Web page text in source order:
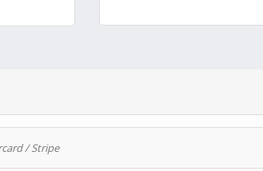
/ Stripe